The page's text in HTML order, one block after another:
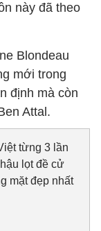
này đã theo
Blondeau
mới trong
định mà còn
Attal.
từng 3 lần
lọt đề cử
mặt đẹp nhất